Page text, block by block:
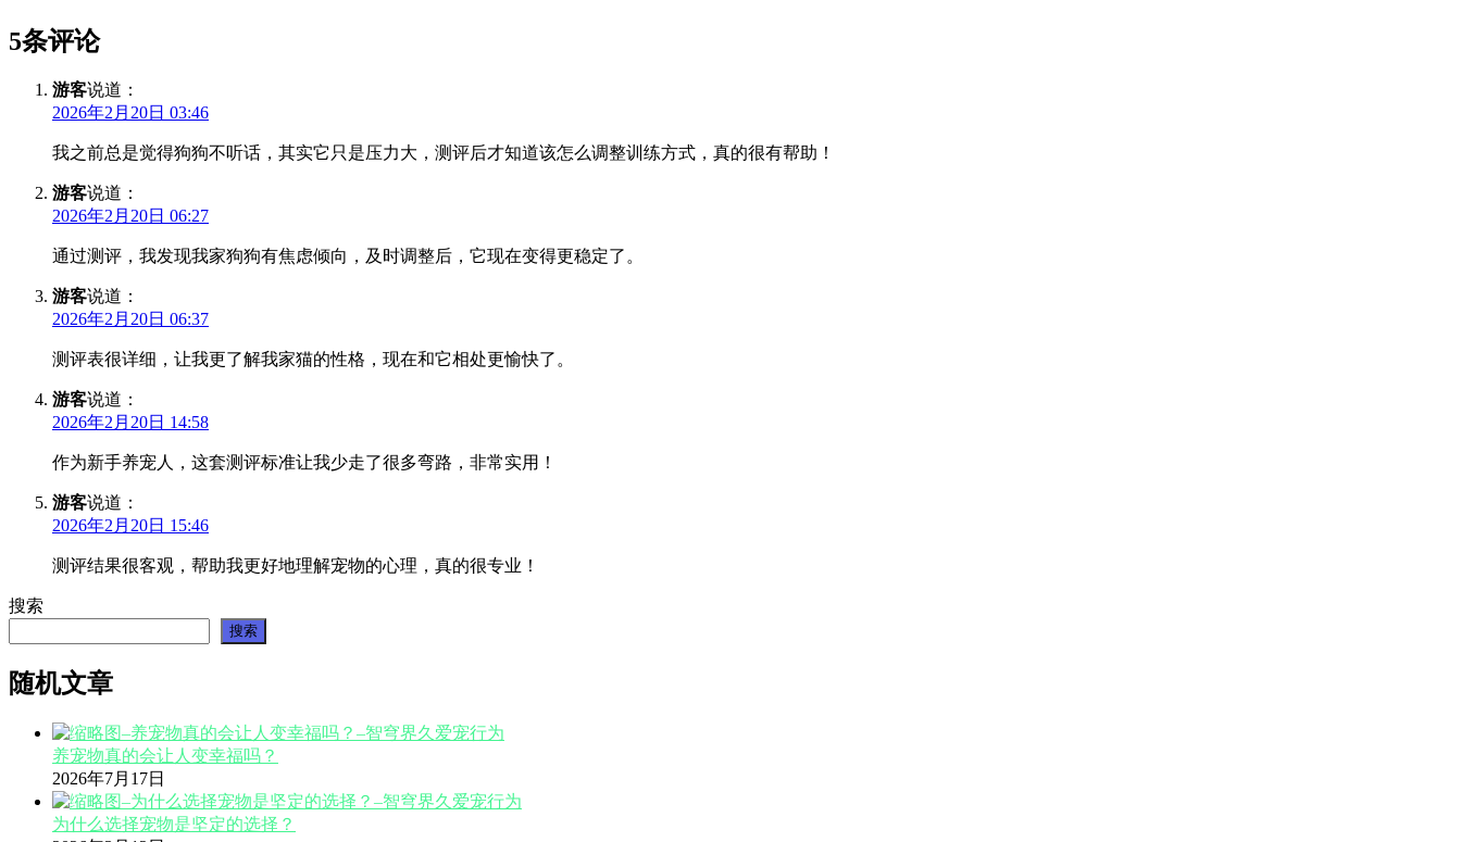
5条评论
游客说道：
2026年2月20日 03:46
我之前总是觉得狗狗不听话，其实它只是压力大，测评后才知道该怎么调整训练方式，真的很有帮助！
游客说道：
2026年2月20日 06:27
通过测评，我发现我家狗狗有焦虑倾向，及时调整后，它现在变得更稳定了。
游客说道：
2026年2月20日 06:37
测评表很详细，让我更了解我家猫的性格，现在和它相处更愉快了。
游客说道：
2026年2月20日 14:58
作为新手养宠人，这套测评标准让我少走了很多弯路，非常实用！
游客说道：
2026年2月20日 15:46
测评结果很客观，帮助我更好地理解宠物的心理，真的很专业！
搜索
搜索
随机文章
养宠物真的会让人变幸福吗？
2026年7月17日
为什么选择宠物是坚定的选择？